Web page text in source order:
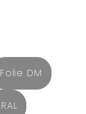
Folie DM